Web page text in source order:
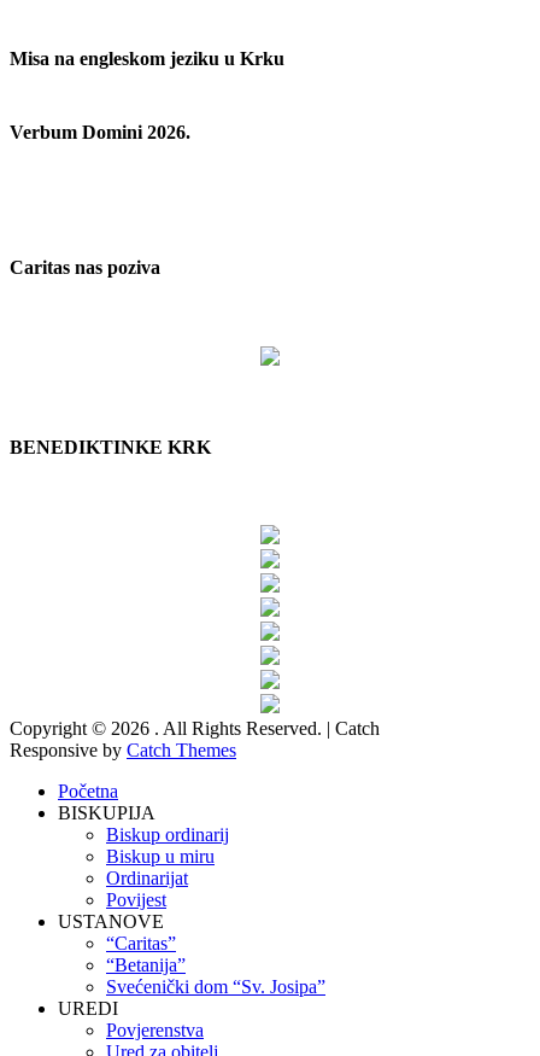
Misa na engleskom jeziku u Krku
Verbum Domini 2026.
Caritas nas poziva
BENEDIKTINKE KRK
Copyright © 2026 . All Rights Reserved. | Catch
Responsive by Catch Themes
Početna
BISKUPIJA
Biskup ordinarij
Biskup u miru
Ordinarijat
Povijest
USTANOVE
“Caritas”
“Betanija”
Svećenički dom “Sv. Josipa”
UREDI
Povjerenstva
Ured za obitelj